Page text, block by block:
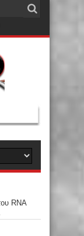
RNA